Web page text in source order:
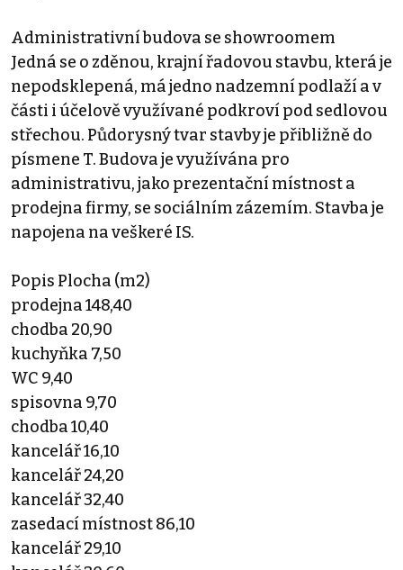
Administrativní budova se showroomem
Jedná se o zděnou, krajní řadovou stavbu, která je
nepodsklepená, má jedno nadzemní podlaží a v
části i účelově využívané podkroví pod sedlovou
střechou. Půdorysný tvar stavby je přibližně do
písmene T. Budova je využívána pro
administrativu, jako prezentační místnost a
prodejna firmy, se sociálním zázemím. Stavba je
napojena na veškeré IS.
Popis Plocha (m2)
prodejna 148,40
chodba 20,90
kuchyňka 7,50
WC 9,40
spisovna 9,70
chodba 10,40
kancelář 16,10
kancelář 24,20
kancelář 32,40
zasedací místnost 86,10
kancelář 29,10